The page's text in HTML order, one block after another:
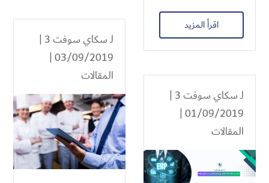
اقرأ المزيد
لـسكاي سوفت 3
|
03/09/2019 |
المقالات
لـسكاي سوفت 3
|
01/09/2019 |
المقالات